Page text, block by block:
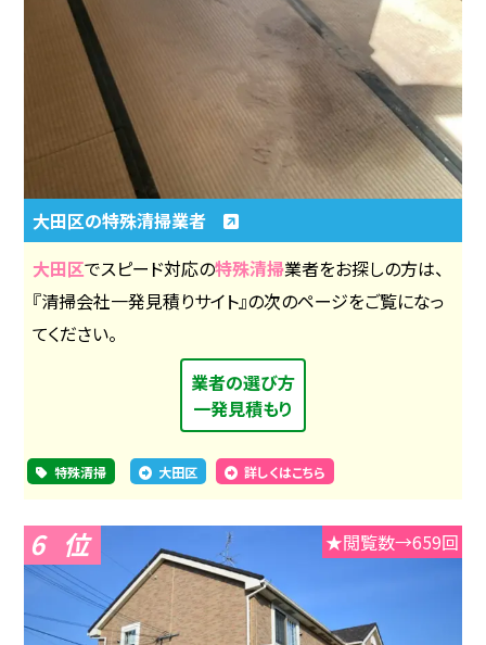
大田区の特殊清掃業者
大田区でスピード対応の特殊清掃業者をお探しの方は、
『清掃会社一発見積りサイト』の次のページをご覧になっ
てください。
業者の選び方
一発見積もり
特殊清掃 大田区 詳しくはこちら
6 ★閲覧数→659回